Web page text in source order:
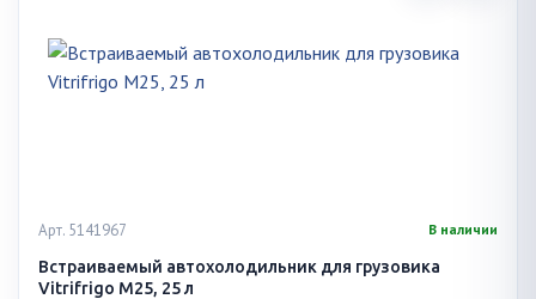
Арт. 5141967 В наличии
Встраиваемый автохолодильник для грузовика
Vitrifrigo M25, 25 л